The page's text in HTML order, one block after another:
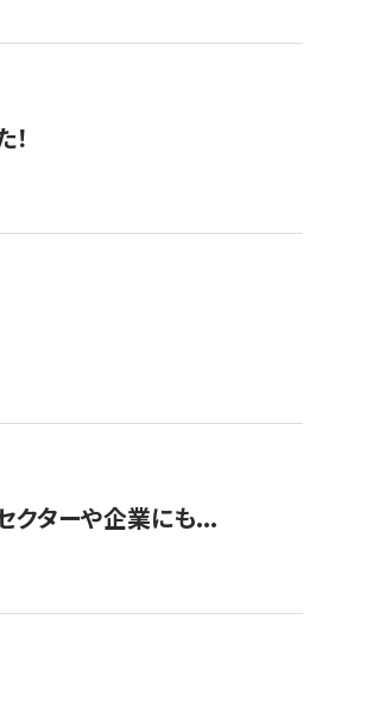
クターや企業にも...